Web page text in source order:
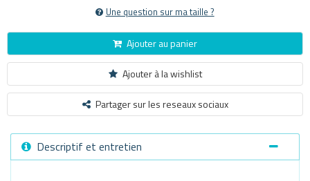
Une question sur ma taille ?
Ajouter au panier
Ajouter à la wishlist
Partager sur les reseaux sociaux
Descriptif et entretien